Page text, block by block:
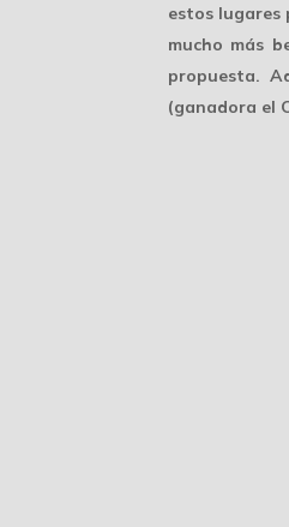
estos lugares
mucho más
propuesta.
(ganadora el